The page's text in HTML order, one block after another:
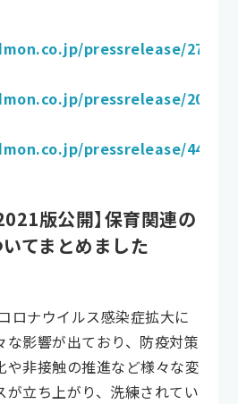
pressrelease/2769/
pressrelease/2027/
pressrelease/449/
版公開】保育関連の
てまとめました
ロナウイルス感染症拡大に
な影響が出ており、防疫対策
や非接触の推進など様々な変
が立ち上がり、洗練されてい